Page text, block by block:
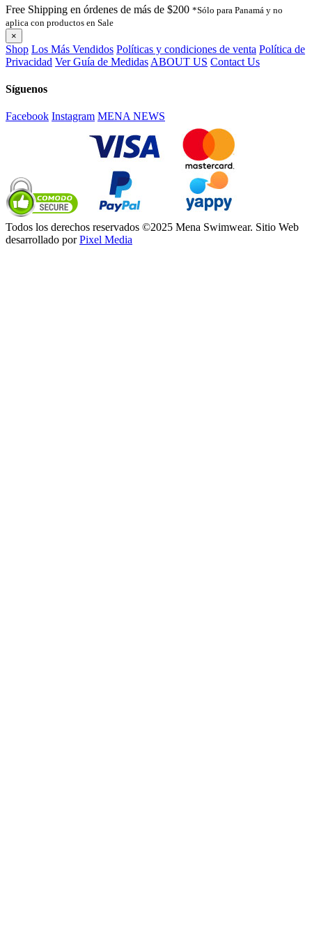
Free Shipping en órdenes de más de $200 *Sólo para Panamá y no
aplica con productos en Sale
×
Shop Los Más Vendidos Políticas y condiciones de venta Política de
Privacidad Ver Guía de Medidas ABOUT US Contact Us
Síguenos
Facebook Instagram MENA NEWS
Todos los derechos reservados ©2025 Mena Swimwear. Sitio Web
desarrollado porPixel Media